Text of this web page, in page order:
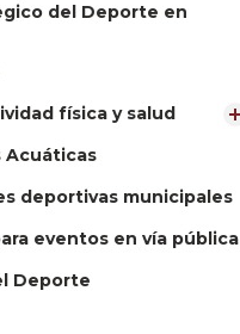
del Deporte en
física y salud
Acuáticas
deportivas municipales
eventos en vía pública
Deporte